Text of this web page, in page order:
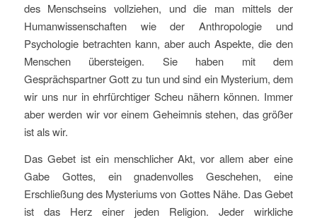
des Menschseins vollziehen, und die man mittels der
Humanwissenschaften wie der Anthropologie und
Psychologie betrachten kann, aber auch Aspekte, die den
Menschen übersteigen. Sie haben mit dem
Gesprächspartner Gott zu tun und sind ein Mysterium, dem
wir uns nur in ehrfürchtiger Scheu nähern können. Immer
aber werden wir vor einem Geheimnis stehen, das größer
ist als wir.
Das Gebet ist ein menschlicher Akt, vor allem aber eine
Gabe Gottes, ein gnadenvolles Geschehen, eine
Erschließung des Mysteriums von Gottes Nähe. Das Gebet
ist das Herz einer jeden Religion. Jeder wirkliche